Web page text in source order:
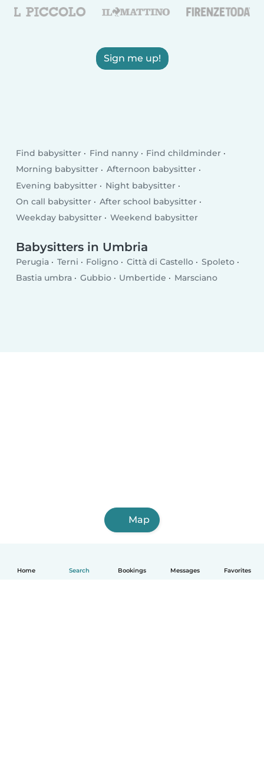
Home Search Bookings Messages Favorites
Sign me up!
Find babysitter Find nanny
Find childminder
Morning babysitter
Afternoon babysitter
Evening babysitter
Night babysitter
On call babysitter
After school babysitter
Weekday babysitter
Weekend babysitter
Babysitters in Umbria
Perugia Terni Foligno Città di Castello
Spoleto
Bastia umbra
Gubbio Umbertide Marsciano
Map